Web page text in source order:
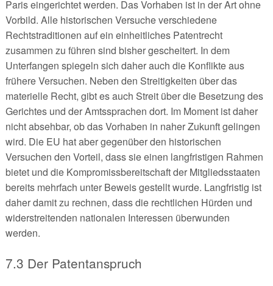
Paris eingerichtet werden. Das Vorhaben ist in der Art ohne
Vorbild. Alle historischen Versuche verschiedene
Rechtstraditionen auf ein einheitliches Patentrecht
zusammen zu führen sind bisher gescheitert. In dem
Unterfangen spiegeln sich daher auch die Konflikte aus
frühere Versuchen. Neben den Streitigkeiten über das
materielle Recht, gibt es auch Streit über die Besetzung des
Gerichtes und der Amtssprachen dort. Im Moment ist daher
nicht absehbar, ob das Vorhaben in naher Zukunft gelingen
wird. Die EU hat aber gegenüber den historischen
Versuchen den Vorteil, dass sie einen langfristigen Rahmen
bietet und die Kompromissbereitschaft der Mitgliedsstaaten
bereits mehrfach unter Beweis gestellt wurde. Langfristig ist
daher damit zu rechnen, dass die rechtlichen Hürden und
widerstreitenden nationalen Interessen überwunden
werden.
7.3 Der Patentanspruch